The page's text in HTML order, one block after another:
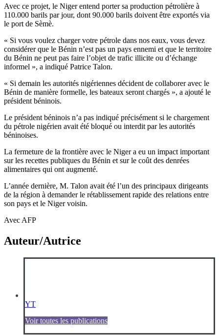
Avec ce projet, le Niger entend porter sa production pétrolière à
110.000 barils par jour, dont 90.000 barils doivent être exportés via
le port de Sèmè.
« Si vous voulez charger votre pétrole dans nos eaux, vous devez
considérer que le Bénin n’est pas un pays ennemi et que le territoire
du Bénin ne peut pas faire l’objet de trafic illicite ou d’échange
informel », a indiqué Patrice Talon.
« Si demain les autorités nigériennes décident de collaborer avec le
Bénin de manière formelle, les bateaux seront chargés », a ajouté le
président béninois.
Le président béninois n’a pas indiqué précisément si le chargement
du pétrole nigérien avait été bloqué ou interdit par les autorités
béninoises.
La fermeture de la frontière avec le Niger a eu un impact important
sur les recettes publiques du Bénin et sur le coût des denrées
alimentaires qui ont augmenté.
L’année dernière, M. Talon avait été l’un des principaux dirigeants
de la région à demander le rétablissement rapide des relations entre
son pays et le Niger voisin.
Avec AFP
Auteur/Autrice
YT
Voir toutes les publications